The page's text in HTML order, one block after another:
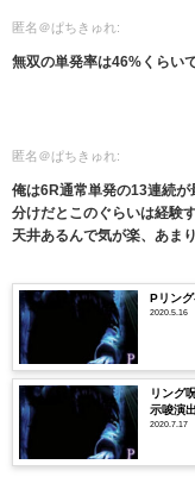
匿名＠ぱちきゅれ:
無双の単発率は46%くらい
匿名＠ぱちきゅれ:
俺は6R通常単発の13連続が
分けだとこのぐらいは経験
天井あるんで気が楽、あま
Pリン
2020.5.16
リング
示唆演出
2020.7.17